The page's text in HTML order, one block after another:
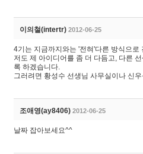
이의철(intertr) 2012-06-25
4기는 지금까지와는 '전혀'다른 방식으
저도 제 아이디어를 좀 더 다듬고, 다른
록 하겠습니다.
그러려면 황성수 선생님 사무실이나 신
조애영(ay8406) 2012-06-25
날짜 잡아보세요^^